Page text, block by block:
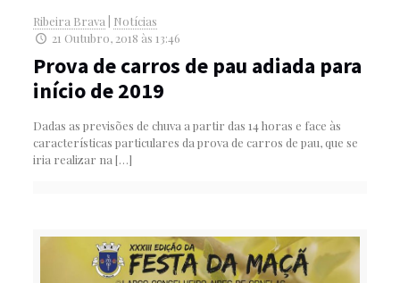
Ribeira Brava
Notícias
21 Outubro, 2018 às 13:46
Prova de carros de pau adiada para
início de 2019
Dadas as previsões de chuva a partir das 14 horas e face às
características particulares da prova de carros de pau, que se
iria realizar na […]